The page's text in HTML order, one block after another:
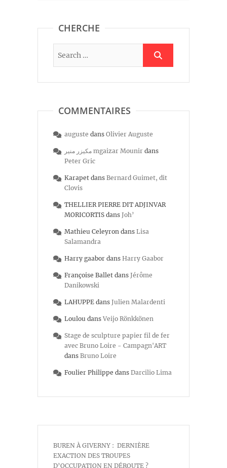
CHERCHE
COMMENTAIRES
auguste dans Olivier Auguste
مكيزر منير mgaizar Mounir dans
Peter Gric
Karapet dans Bernard Guimet, dit
Clovis
THELLIER PIERRE DIT ADJINVAR
MORICORTIS dans Joh’
Mathieu Celeyron dans Lisa
Salamandra
Harry gaabor dans Harry Gaabor
Françoise Ballet dans Jérôme
Danikowski
LAHUPPE dans Julien Malardenti
Loulou dans Veijo Rönkkönen
Stage de sculpture papier fil de fer
avec Bruno Loire - Campagn'ART
dans Bruno Loire
Foulier Philippe dans Darcilio Lima
BUREN À GIVERNY : DERNIÈRE
EXACTION DES TROUPES
D’OCCUPATION EN DÉROUTE ?